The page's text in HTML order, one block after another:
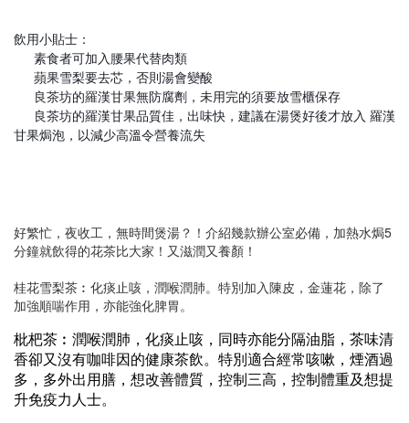
飲用小貼士：
素食者可加入腰果代替肉類
蘋果雪梨要去芯，否則湯會變酸
良茶坊的羅漢甘果無防腐劑，未用完的須要放雪櫃保存
良茶坊的羅漢甘果品質佳，出味快，建議在湯煲好後才放入 羅漢
甘果焗泡，以減少高溫令營養流失
好繁忙，夜收工，無時間煲湯？！介紹幾款辦公室必備，加熱水焗5
分鐘就飲得的花茶比大家！又滋潤又養顏！
桂花雪梨茶︰化痰止咳，潤喉潤肺。特別加入陳皮，金蓮花，除了
加強順喘作用，亦能強化脾胃。
枇杷茶︰潤喉潤肺，化痰止咳，同時亦能分隔油脂，茶味清
香卻又沒有咖啡因的健康茶飲。特別適合經常咳嗽，煙酒過
多，多外出用膳，想改善體質，控制三高，控制體重及想提
升免疫力人士。